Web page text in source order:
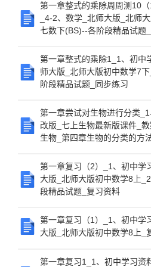
第一章整式的乘除周周测10
_4-2、数学_北师大版_北师
七数下(BS)--各阶段精品试题
第一章整式的乘除1_1、初中
师大版_北师大版初中数学7
阶段精品试题_同步练习
第一章尝试对生物进行分类
改版_七上生物最新版课件_
生物_第四章生物的分类的方
第一章复习（2）_1、初中学
大版_北师大版初中数学8上
段精品试题_复习资料
第一章复习（1）_1、初中学
大版_北师大版初中数学8上_
第一章复习1_1、初中学习资